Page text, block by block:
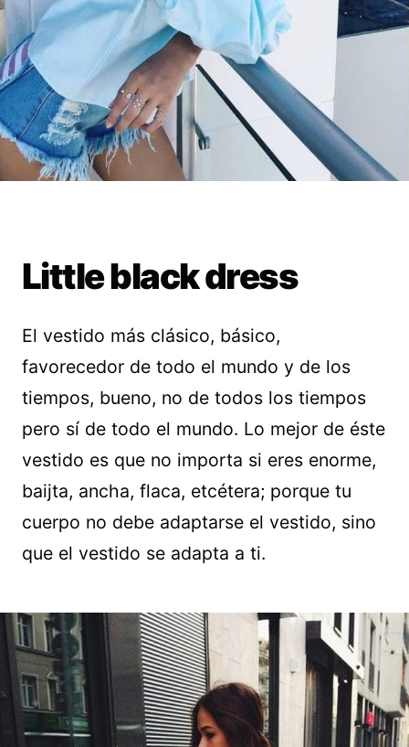
Little black dress
El vestido más clásico, básico,
favorecedor de todo el mundo y de los
tiempos, bueno, no de todos los tiempos
pero sí de todo el mundo. Lo mejor de éste
vestido es que no importa si eres enorme,
baijta, ancha, flaca, etcétera; porque tu
cuerpo no debe adaptarse el vestido, sino
que el vestido se adapta a ti.